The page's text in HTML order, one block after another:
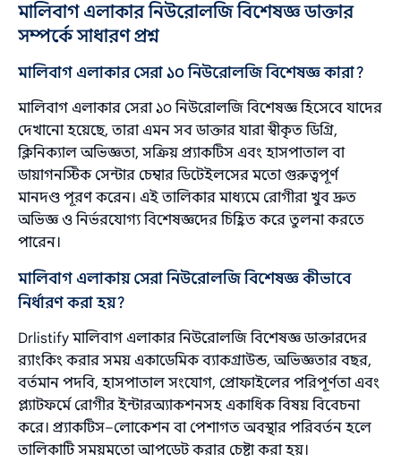
মালিবাগ এলাকার নিউরোলজি বিশেষজ্ঞ ডাক্তার
সম্পর্কে সাধারণ প্রশ্ন
মালিবাগ এলাকার সেরা ১০ নিউরোলজি বিশেষজ্ঞ কারা?
মালিবাগ এলাকার সেরা ১০ নিউরোলজি বিশেষজ্ঞ হিসেবে যাদের
দেখানো হয়েছে, তারা এমন সব ডাক্তার যারা স্বীকৃত ডিগ্রি,
ক্লিনিক্যাল অভিজ্ঞতা, সক্রিয় প্র্যাকটিস এবং হাসপাতাল বা
ডায়াগনস্টিক সেন্টার চেম্বার ডিটেইলসের মতো গুরুত্বপূর্ণ
মানদণ্ড পূরণ করেন। এই তালিকার মাধ্যমে রোগীরা খুব দ্রুত
অভিজ্ঞ ও নির্ভরযোগ্য বিশেষজ্ঞদের চিহ্নিত করে তুলনা করতে
পারেন।
মালিবাগ এলাকায় সেরা নিউরোলজি বিশেষজ্ঞ কীভাবে
নির্ধারণ করা হয়?
Drlistify মালিবাগ এলাকার নিউরোলজি বিশেষজ্ঞ ডাক্তারদের
র‌্যাংকিং করার সময় একাডেমিক ব্যাকগ্রাউন্ড, অভিজ্ঞতার বছর,
বর্তমান পদবি, হাসপাতাল সংযোগ, প্রোফাইলের পরিপূর্ণতা এবং
প্ল্যাটফর্মে রোগীর ইন্টারঅ্যাকশনসহ একাধিক বিষয় বিবেচনা
করে। প্র্যাকটিস–লোকেশন বা পেশাগত অবস্থার পরিবর্তন হলে
তালিকাটি সময়মতো আপডেট করার চেষ্টা করা হয়।